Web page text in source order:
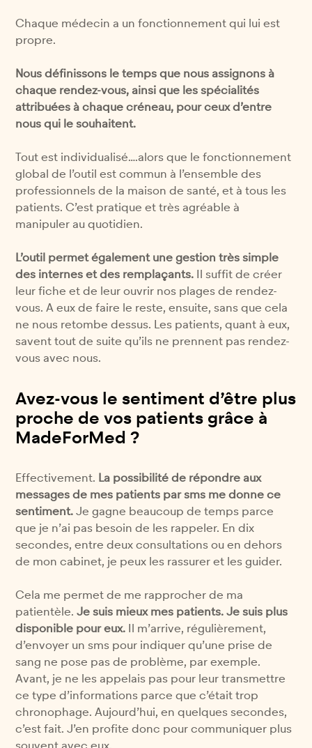
Chaque médecin a un fonctionnement qui lui est
propre.
Nous définissons le temps que nous assignons à
chaque rendez-vous, ainsi que les spécialités
attribuées à chaque créneau, pour ceux d’entre
nous qui le souhaitent.
Tout est individualisé….alors que le fonctionnement
global de l’outil est commun à l’ensemble des
professionnels de la maison de santé, et à tous les
patients. C’est pratique et très agréable à
manipuler au quotidien.
L’outil permet également une gestion très simple
des internes et des remplaçants. Il suffit de créer
leur fiche et de leur ouvrir nos plages de rendez-
vous. A eux de faire le reste, ensuite, sans que cela
ne nous retombe dessus. Les patients, quant à eux,
savent tout de suite qu’ils ne prennent pas rendez-
vous avec nous.
Avez-vous le sentiment d’être plus
proche de vos patients grâce à
MadeForMed ?
Effectivement. La possibilité de répondre aux
messages de mes patients par sms me donne ce
sentiment. Je gagne beaucoup de temps parce
que je n’ai pas besoin de les rappeler. En dix
secondes, entre deux consultations ou en dehors
de mon cabinet, je peux les rassurer et les guider.
Cela me permet de me rapprocher de ma
patientèle.Je suis mieux mes patients. Je suis plus
disponible pour eux. Il m’arrive, régulièrement,
d’envoyer un sms pour indiquer qu’une prise de
sang ne pose pas de problème, par exemple.
Avant, je ne les appelais pas pour leur transmettre
ce type d’informations parce que c’était trop
chronophage. Aujourd’hui, en quelques secondes,
c’est fait. J’en profite donc pour communiquer plus